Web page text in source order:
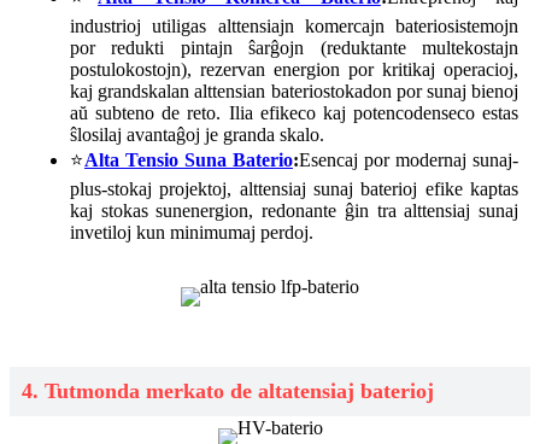
industrioj utiligas alttensiajn komercajn bateriosistemojn
por redukti pintajn ŝarĝojn (reduktante multekostajn
postulokostojn), rezervan energion por kritikaj operacioj,
kaj grandskalan alttensian bateriostokadon por sunaj bienoj
aŭ subteno de reto. Ilia efikeco kaj potencodenseco estas
ŝlosilaj avantaĝoj je granda skalo.
⭐Alta Tensio Suna Baterio:Esencaj por modernaj sunaj-
plus-stokaj projektoj, alttensiaj sunaj baterioj efike kaptas
kaj stokas sunenergion, redonante ĝin tra alttensiaj sunaj
invetiloj kun minimumaj perdoj.
4. Tutmonda merkato de altatensiaj baterioj